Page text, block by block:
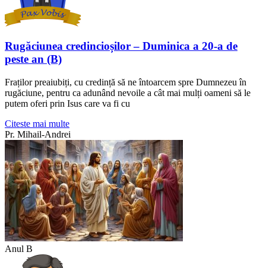
Rugăciunea credincioșilor – Duminica a 20-a de
peste an (B)
Fraților preaiubiți, cu credință să ne întoarcem spre Dumnezeu în
rugăciune, pentru ca adunând nevoile a cât mai mulți oameni să le
putem oferi prin Isus care va fi cu
Citeste mai multe
Pr. Mihail-Andrei
Anul B